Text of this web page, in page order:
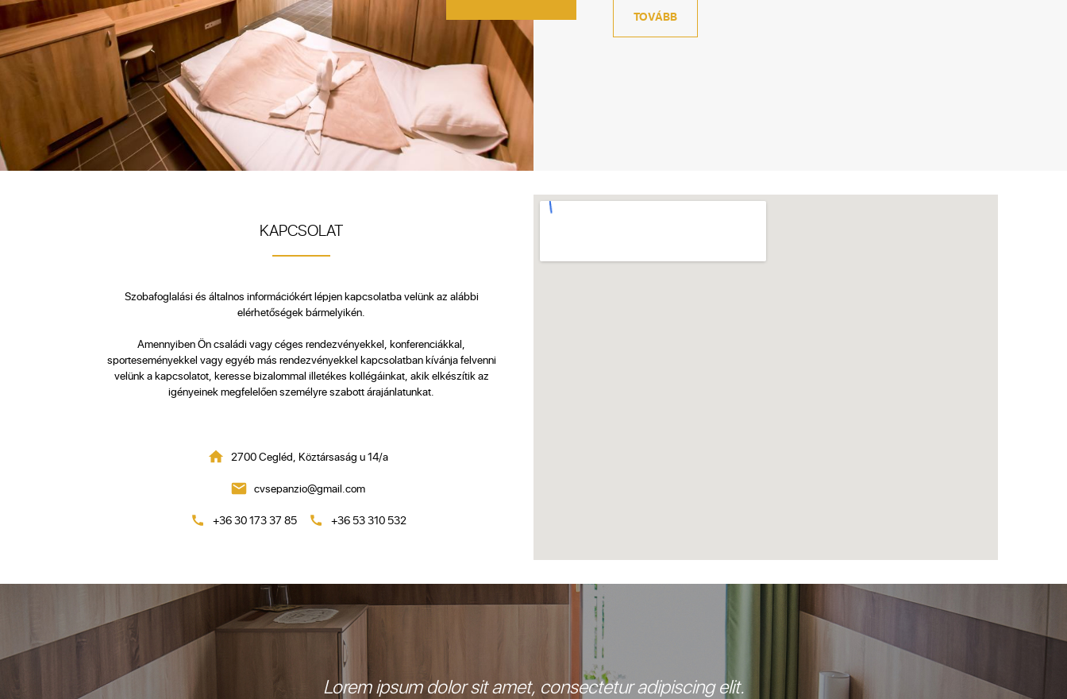
TOVÁBB
KAPCSOLAT
Szobafoglalási és általnos információkért lépjen kapcsolatba velünk az alábbi
elérhetőségek bármelyikén.
Amennyiben Ön családi vagy céges rendezvényekkel, konferenciákkal,
sporteseményekkel vagy egyéb más rendezvényekkel kapcsolatban kívánja felvenni
velünk a kapcsolatot, keresse bizalommal illetékes kollégáinkat, akik elkészítik az
igényeinek megfelelően személyre szabott árajánlatunkat.
2700 Cegléd, Köztársaság u 14/a
cvsepanzio@gmail.com
+36 30 173 37 85 +36 53 310 532
Lorem ipsum dolor sit amet, consectetur adipiscing elit.